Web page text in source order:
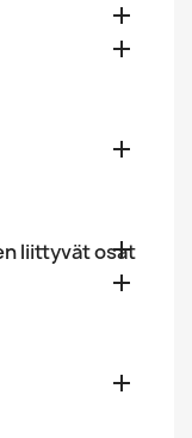



liittyvät osat


